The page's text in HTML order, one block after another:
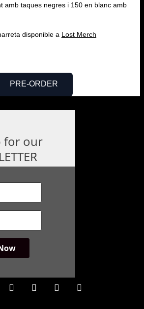
amb taques negres i 150 en blanc amb
disponible a Lost Merch
PRE-ORDER
for our
facebook bandcampspotify youtube